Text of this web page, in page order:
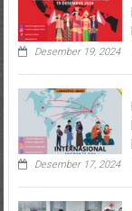
Desember 19, 2024
Desember 17, 2024